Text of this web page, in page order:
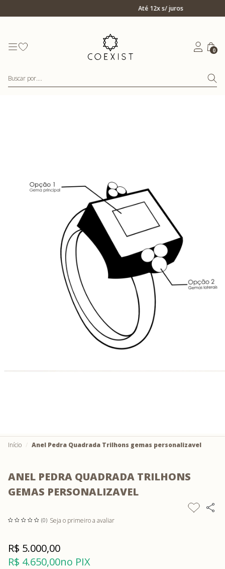
Até 12x s/ juros
Ir para Home Prata
0
Buscar por....
Início Anel Pedra Quadrada Trilhons gemas personalizavel
ANEL PEDRA QUADRADA TRILHONS
GEMAS PERSONALIZAVEL
(0) Seja o primeiro a avaliar
R$ 4.650,00no PIX
R$ 5.000,00